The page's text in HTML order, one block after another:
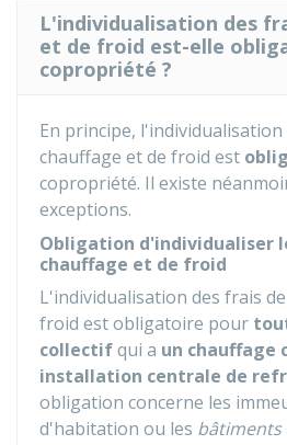
L'individualisation des
et de froid est-elle
copropriété ?
En principe, l'individualisation
chauffage et de froid est
copropriété. Il existe
exceptions.
Obligation d'individualiser
chauffage et de froid
L'individualisation des frais
froid est obligatoire pour
collectifqui a un chauffage
installation centrale de
obligation concerne les
d'habitation ou les bâtiments